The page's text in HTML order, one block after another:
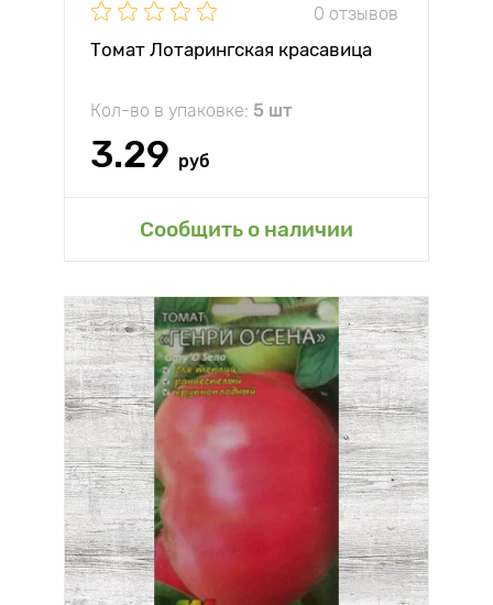
0 отзывов
Томат Лотарингская красавица
Кол-во в упаковке: 5 шт
3.29 руб
Сообщить о наличии